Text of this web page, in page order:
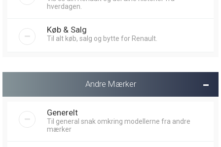
hverdagen.
Køb & Salg
Til alt køb, salg og bytte for Renault.
Andre Mærker
Generelt
Til general snak omkring modellerne fra andre
mærker